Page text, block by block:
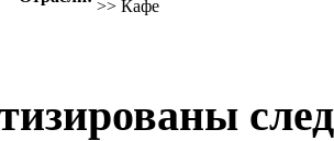
>> Кафе